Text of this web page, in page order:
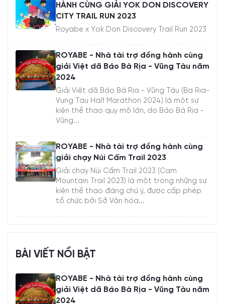
HÀNH CÙNG GIẢI YOK DON DISCOVERY
CITY TRAIL RUN 2023
Royabe x Yok Don Discovery Trail Run 2023
ROYABE - Nhà tài trợ đồng hành cùng
giải Việt dã Báo Bà Rịa - Vũng Tàu năm
2024
Giải Việt dã Báo Bà Rịa - Vũng Tàu (Ba Ria-
Vung Tau Half Marathon 2024) là một sự
kiện thể thao quy mô lớn, do Báo Bà Rịa -
Vũng...
ROYABE - Nhà tài trợ đồng hành cùng
giải chạy Núi Cấm Trail 2023
Giải chạy Núi Cấm Trail 2023 (Cam
Mountain Trail 2023) là một trong những sự
kiện thể thao đáng chú ý, được cấp phép
tổ chức bởi Sở Văn hóa...
BÀI VIẾT NỔI BẬT
ROYABE - Nhà tài trợ đồng hành cùng
giải Việt dã Báo Bà Rịa - Vũng Tàu năm
2024